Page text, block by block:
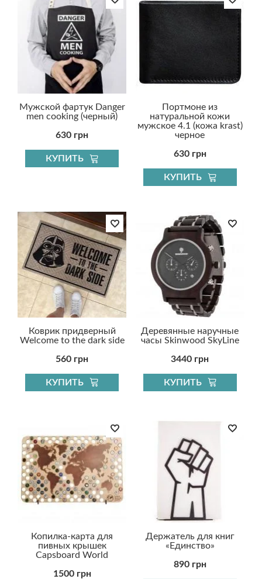
Мужской фартук Danger
men cooking (черный)
630 грн
КУПИТЬ
Портмоне из
натуральной кожи
мужское 4.1 (кожа krast)
черное
630 грн
КУПИТЬ
Коврик придверный
Welcome to the dark side
560 грн
КУПИТЬ
Деревянные наручные
часы Skinwood SkyLine
3440 грн
КУПИТЬ
Копилка-карта для
пивных крышек
Capsboard World
1500 грн
Держатель для книг
«Единство»
890 грн